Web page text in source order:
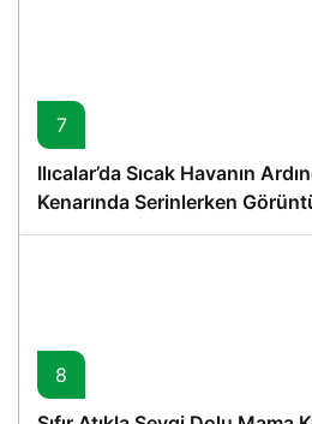
7
Ilıcalar’da Sıcak Havanın
Kenarında Serinlerken
8